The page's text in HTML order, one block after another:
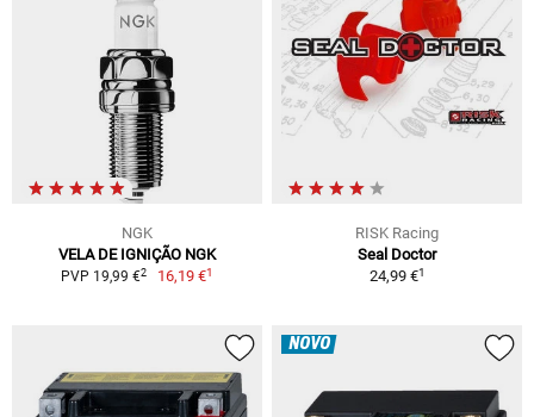
NGK
VELA DE IGNIÇÃO NGK
PVP 19,99 €2 16,19 €1
RISK Racing
Seal Doctor
24,99 €1
NOVO